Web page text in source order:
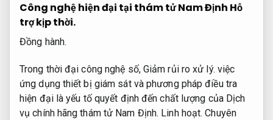
Công nghệ hiện đại tại thám tử Nam Định Hỗ
trợ kịp thời.
Đồng hành.
Trong thời đại công nghệ số, Giảm rủi ro xử lý. việc
ứng dụng thiết bị giám sát và phương pháp điều tra
hiện đại là yếu tố quyết định đến chất lượng của Dịch
vụ chính hãng thám tử Nam Định. Linh hoạt. Chuyên